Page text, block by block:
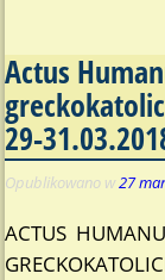
Actus
29-
Opublikowano w27
ACTUS